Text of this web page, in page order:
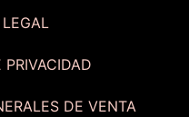
DE VENTA